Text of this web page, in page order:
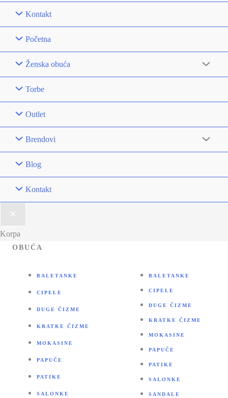
Kontakt
Početna
Ženska obuća
Torbe
Outlet
Brendovi
Blog
Kontakt
Korpa
OBUĆA
BALETANKE
CIPELE
DUGE ČIZME
KRATKE ČIZME
MOKASINE
PAPUČE
PATIKE
SALONKE
BALETANKE
CIPELE
DUGE ČIZME
KRATKE ČIZME
MOKASINE
PAPUČE
PATIKE
SALONKE
SANDALE